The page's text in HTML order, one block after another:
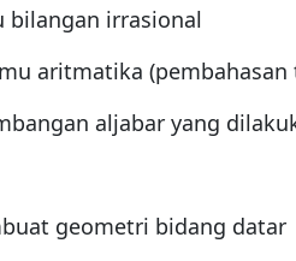
bilangan irrasional
aritmatika
aljabar yang
geometri bidang datar